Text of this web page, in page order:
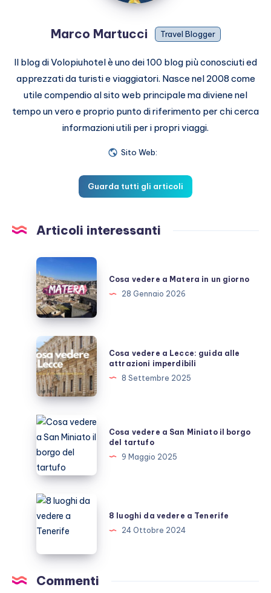
Marco Martucci Travel Blogger
Il blog di Volopiuhotel è uno dei 100 blog più conosciuti ed
apprezzati da turisti e viaggiatori. Nasce nel 2008 come
utile compendio al sito web principale ma diviene nel
tempo un vero e proprio punto di riferimento per chi cerca
informazioni utili per i propri viaggi.
Sito Web:
Guarda tutti gli articoli
Articoli interessanti
Cosa
vedere
a
Matera
un
giorno
Cosa vedere a Matera in un giorno
28 Gennaio 2026
Cosa
vedere
a
Lecce:
guida
alle
attrazioni
imperdibili
Cosa vedere a Lecce: guida alle
attrazioni imperdibili
8 Settembre 2025
Cosa
vedere
a
San
Miniato
il
borgo
del
Cosa vedere a San Miniato il borgo
del tartufo
9 Maggio 2025
8
luoghi
da
Tenerife
8 luoghi da vedere a Tenerife
24 Ottobre 2024
Commenti